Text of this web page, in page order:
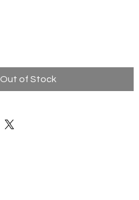
Out of Stock